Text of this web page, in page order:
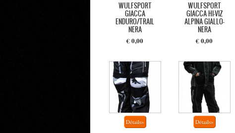
WULFSPORT
GIACCA
ENDURO/TRAIL
NERA
€ 0,00
WULFSPORT
GIACCA HI-VIZ
ALPINA GIALLO-
NERA
€ 0,00